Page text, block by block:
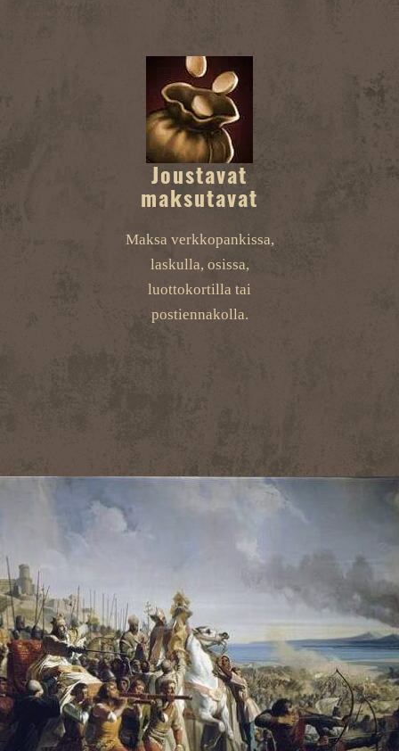
Joustavat
maksutavat
Maksa verkkopankissa,
laskulla, osissa,
luottokortilla tai
postiennakolla.